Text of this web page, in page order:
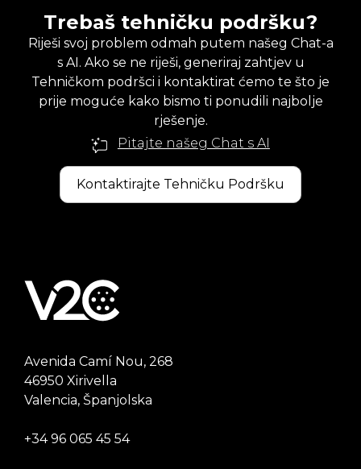
Trebaš tehničku podršku?
Riješi svoj problem odmah putem našeg Chat-a
s AI. Ako se ne riješi, generiraj zahtjev u
Tehničkom podršci i kontaktirat ćemo te što je
prije moguće kako bismo ti ponudili najbolje
rješenje.
Pitajte našeg Chat s AI
Kontaktirajte Tehničku Podršku
Avenida Camí Nou, 268
46950 Xirivella
Valencia, Španjolska
+34 96 065 45 54